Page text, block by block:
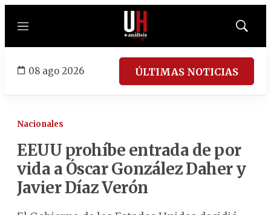
Menú
Mostrar
08 ago 2026 ÚLTIMAS NOTICIAS
Nacionales
EEUU prohíbe entrada de por
vida a Óscar González Daher y
Javier Díaz Verón